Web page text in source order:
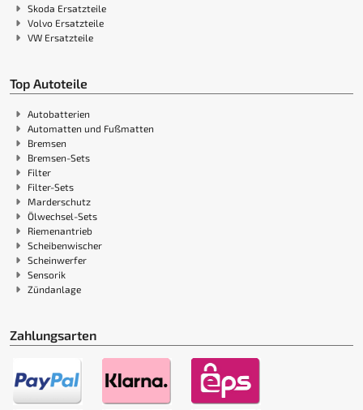
Skoda Ersatzteile
Volvo Ersatzteile
VW Ersatzteile
Top Autoteile
Autobatterien
Automatten und Fußmatten
Bremsen
Bremsen-Sets
Filter
Filter-Sets
Marderschutz
Ölwechsel-Sets
Riemenantrieb
Scheibenwischer
Scheinwerfer
Sensorik
Zündanlage
Zahlungsarten